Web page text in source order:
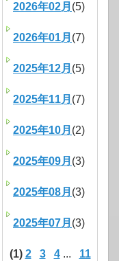
2026年02月 (5)
2026年01月 (7)
2025年12月 (5)
2025年11月 (7)
2025年10月 (2)
2025年09月 (3)
2025年08月 (3)
2025年07月 (3)
(1) 2 3 4... 11